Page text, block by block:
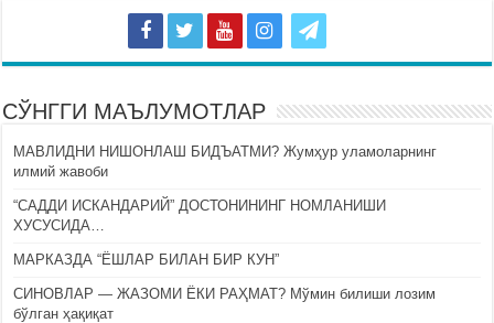
СЎНГГИ МАЪЛУМОТЛАР
МАВЛИДНИ НИШОНЛАШ БИДЪАТМИ? Жумҳур уламоларнинг
илмий жавоби
“САДДИ ИСКАНДАРИЙ” ДОСТОНИНИНГ НОМЛАНИШИ
ХУСУСИДА…
МАРКАЗДА “ЁШЛАР БИЛАН БИР КУН”
СИНОВЛАР — ЖАЗОМИ ЁКИ РАҲМАТ? Мўмин билиши лозим
бўлган ҳақиқат